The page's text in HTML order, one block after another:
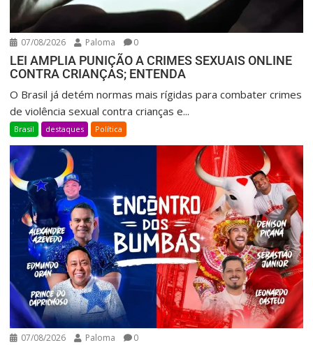
07/08/2026 Paloma 0
LEI AMPLIA PUNIÇÃO A CRIMES SEXUAIS ONLINE
CONTRA CRIANÇAS; ENTENDA
O Brasil já detém normas mais rígidas para combater crimes
de violência sexual contra crianças e...
Brasil destaques Política
07/08/2026 Paloma 0